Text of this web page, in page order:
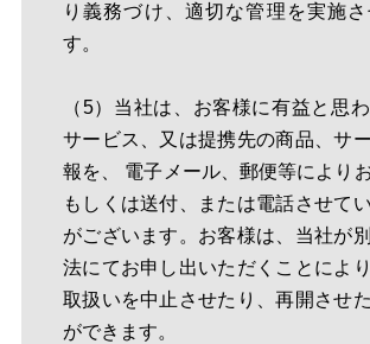
り義務づけ、適切な管理を実施さ
す。
（5）当社は、お客様に有益と思
サービス、又は提携先の商品、サ
報を、 電子メール、郵便等により
もしくは送付、または電話させて
がございます。お客様は、当社が
法にてお申し出いただくことによ
取扱いを中止させたり、再開させ
ができます。